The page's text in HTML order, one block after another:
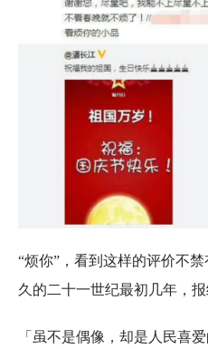
“烦你”，看到这样的评价不
久的二十一世纪最初几年，
「虽不是偶像，却是人民喜